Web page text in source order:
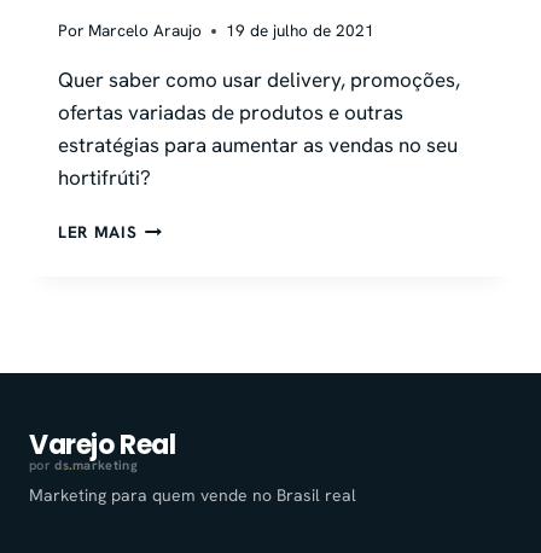
Por Marcelo Araujo 19 de julho de 2021
Quer saber como usar delivery, promoções,
ofertas variadas de produtos e outras
estratégias para aumentar as vendas no seu
hortifrúti?
LER MAIS LISTA-
SAO-
ITENS-
ESSENCIAIS
Varejo Real
pords.marketing
Marketing para quem vende no Brasil real